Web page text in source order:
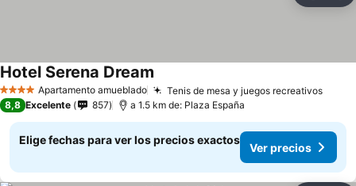
4 EstrellasApartamento amueblado Tenis de mesa y juegos recreativos
Hotel Serena Dream
8,8 Excelente 857 a 1.5 km de: Plaza España
Elige fechas para ver los precios exactos
Ver precios